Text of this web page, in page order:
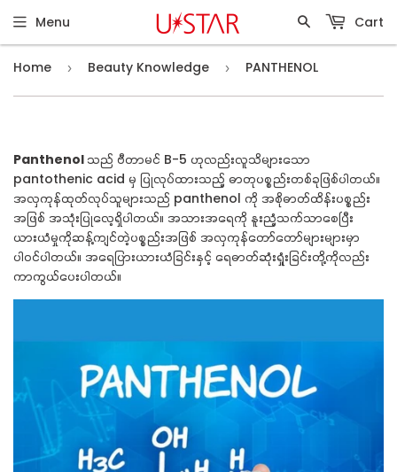
Menu Cart
Home › Beauty Knowledge › PANTHENOL
Panthenol သည် ဗီတာမင် B-5 ဟုလည်းလူသိများသော
pantothenic acid မှ ပြုလုပ်ထားသည့် ဓာတုပစ္စည်းတစ်ခုဖြစ်ပါတယ်။
အလှကုန်ထုတ်လုပ်သူများသည် panthenol ကို အစိုဓာတ်ထိန်းပစ္စည်း
အဖြစ် အသုံးပြုလေ့ရှိပါတယ်။ အသားအရေကို နူးညံ့သက်သာစေပြီး
ယားယံမှုကိုဆန့်ကျင်တဲ့ပစ္စည်းအဖြစ် အလှကုန်တော်တော်များများမှာ
ပါ၀င်ပါတယ်။ အရေပြားယားယံခြင်းနှင့် ရေဓာတ်ဆုံးရှုံးခြင်းတို့ကိုလည်း
ကာကွယ်ပေးပါတယ်။